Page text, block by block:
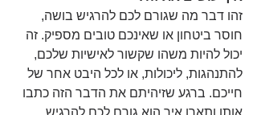
זהו דבר מה שגורם לכם להרגיש בושה,
חוסר ביטחון או שאינכם טובים מספיק. זה
יכול להיות משהו שקשור לאישיות שלכם,
להתנהגות, ליכולות, או לכל היבט אחר של
חייכם. ברגע שזיהיתם את הדבר הזה כתבו